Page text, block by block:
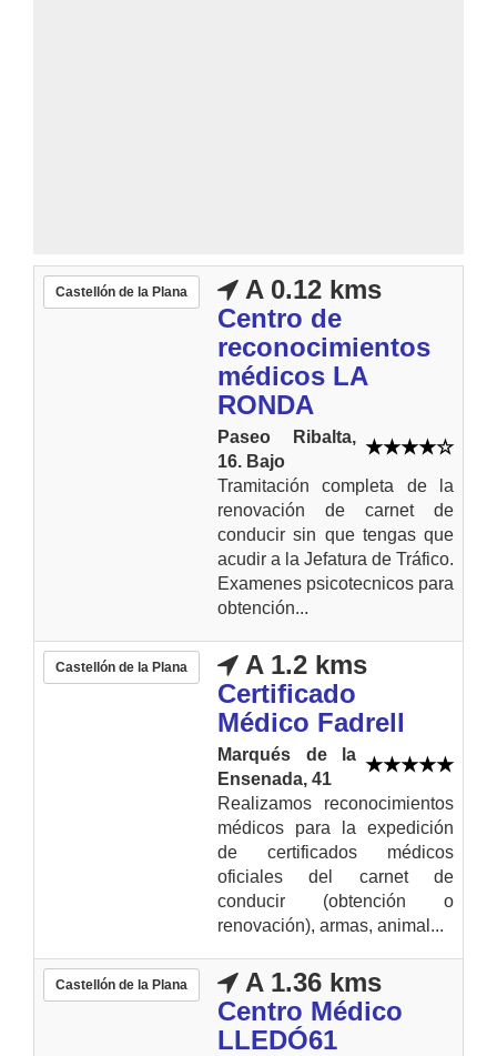
Castellón de la Plana
A 0.12 kms
Centro de
reconocimientos
médicos LA
RONDA
Paseo Ribalta,
16. Bajo
Tramitación completa de la
renovación de carnet de
conducir sin que tengas que
acudir a la Jefatura de Tráfico.
Examenes psicotecnicos para
obtención...
Castellón de la Plana
A 1.2 kms
Certificado
Médico Fadrell
Marqués de la
Ensenada, 41
Realizamos reconocimientos
médicos para la expedición
de certificados médicos
oficiales del carnet de
conducir (obtención o
renovación), armas, animal...
Castellón de la Plana
A 1.36 kms
Centro Médico
LLEDÓ61